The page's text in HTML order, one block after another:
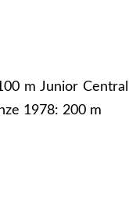
m Junior Central
1978: 200 m